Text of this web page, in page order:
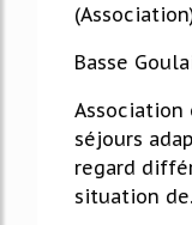
Basse
Association
séjours
regard
situation